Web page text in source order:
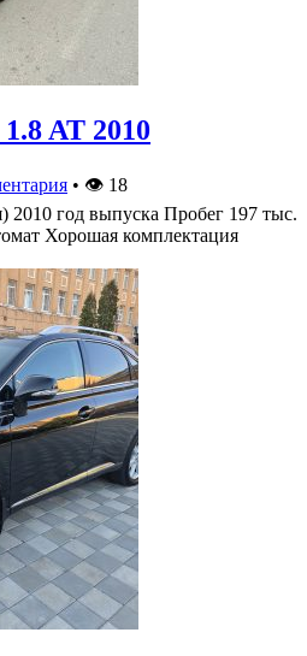
AT 2010
• 👁 18
2010 год выпуска Пробег 197 тыс.
Хорошая комплектация